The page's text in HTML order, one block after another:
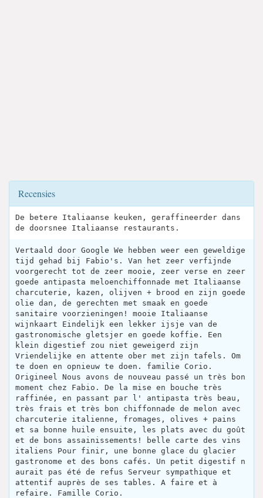
Recensies
De betere Italiaanse keuken, geraffineerder dans
de doorsnee Italiaanse restaurants.
Vertaald door Google We hebben weer een geweldige
tijd gehad bij Fabio's. Van het zeer verfijnde
voorgerecht tot de zeer mooie, zeer verse en zeer
goede antipasta meloenchiffonnade met Italiaanse
charcuterie, kazen, olijven + brood en zijn goede
olie dan, de gerechten met smaak en goede
sanitaire voorzieningen! mooie Italiaanse
wijnkaart Eindelijk een lekker ijsje van de
gastronomische gletsjer en goede koffie. Een
klein digestief zou niet geweigerd zijn
Vriendelijke en attente ober met zijn tafels. Om
te doen en opnieuw te doen. familie Corio.
Origineel Nous avons de nouveau passé un très bon
moment chez Fabio. De la mise en bouche très
raffinée, en passant par l' antipasta très beau,
très frais et très bon chiffonnade de melon avec
charcuterie italienne, fromages, olives + pains
et sa bonne huile ensuite, les plats avec du goût
et de bons assainissements! belle carte des vins
italiens Pour finir, une bonne glace du glacier
gastronome et des bons cafés. Un petit digestif n
aurait pas été de refus Serveur sympathique et
attentif auprès de ses tables. A faire et à
refaire. Famille Corio.